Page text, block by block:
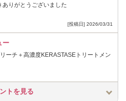
りがとうございました
[投稿日] 2026/03/31
ー
ーチ＋高濃度KERASTASEトリートメン
トを見る